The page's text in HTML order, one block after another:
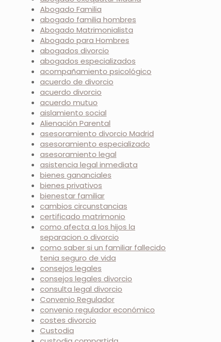
Abogado Familia
abogado familia hombres
Abogado Matrimonialista
Abogado para Hombres
abogados divorcio
abogados especializados
acompañamiento psicológico
acuerdo de divorcio
acuerdo divorcio
acuerdo mutuo
aislamiento social
Alienación Parental
asesoramiento divorcio Madrid
asesoramiento especializado
asesoramiento legal
asistencia legal inmediata
bienes gananciales
bienes privativos
bienestar familiar
cambios circunstancias
certificado matrimonio
como afecta a los hijos la
separacion o divorcio
como saber si un familiar fallecido
tenia seguro de vida
consejos legales
consejos legales divorcio
consulta legal divorcio
Convenio Regulador
convenio regulador económico
costes divorcio
Custodia